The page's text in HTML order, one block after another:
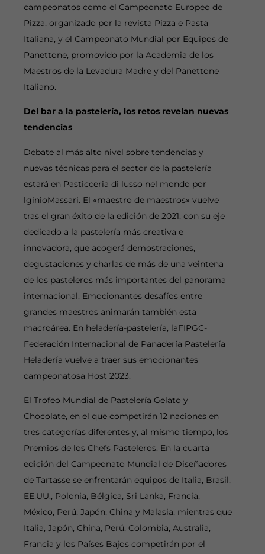
campeonatos como el Campeonato Europeo de
Pizza, organizado por la revista Pizza e Pasta
Italiana, y el Campeonato Mundial por Equipos de
Panettone, promovido por la Academia de los
Maestros de la Levadura Madre y del Panettone
Italiano.
Del bar a la pastelería, los retos revelan nuevas
tendencias
Debate al más alto nivel sobre tendencias y
nuevas técnicas para el sector de la pastelería
estará en Pasticceria di lusso nel mondo por
lginioMassari. El «maestro de maestros» vuelve
tras el gran éxito de la edición de 2021, con su eje
dedicado a la pastelería más creativa e
innovadora, que acogerá demostraciones,
degustaciones y charlas de más de una veintena
de los pasteleros más importantes del panorama
internacional. Emocionantes desafíos entre
grandes maestros animarán también esta
macroárea. En heladería-pastelería, laFIPGC-
Federación Internacional de Panadería Pastelería
Heladería vuelve a traer sus emocionantes
campeonatosa Host 2023.
El Trofeo Mundial de Pastelería Gelato y
Chocolate, en el que competirán 12 naciones en
tres categorías diferentes y, al mismo tiempo, los
Premios de los Chefs Pasteleros. En la cuarta
edición del Campeonato Mundial de Diseñadores
de Tartasse se enfrentarán equipos de Italia, Brasil,
EE.UU., Polonia, Bélgica, Sri Lanka, Francia,
México, Perú, Japón, China y Malasia, mientras que
Italia, Japón, China, Perú, Colombia, Australia,
Francia y los Países Bajos competirán por el